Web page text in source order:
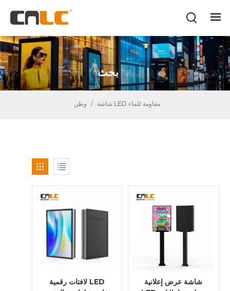
بحث
وطن / شاشة LED مقاومة للماء
لافتات رقمية LED
شاشة عرض إعلانية